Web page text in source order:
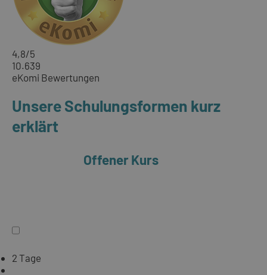
4,8/5
10.639
eKomi Bewertungen
Unsere Schulungsformen kurz
erklärt
Offener Kurs
2 Tage